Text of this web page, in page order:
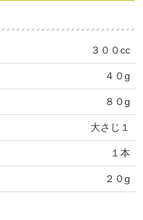
３００cc
４０g
８０g
大さじ１
１本
２０g